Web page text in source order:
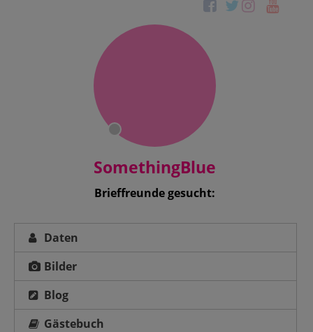
SomethingBlue
Brieffreunde gesucht:
Daten
Bilder
Blog
Gästebuch